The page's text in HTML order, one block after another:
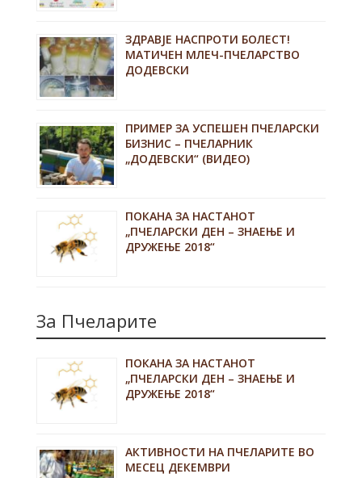
ЗДРАВЈЕ НАСПРОТИ БОЛЕСТ!
МАТИЧЕН МЛЕЧ-ПЧЕЛАРСТВО
ДОДЕВСКИ
ПРИМЕР ЗА УСПЕШЕН ПЧЕЛАРСКИ
БИЗНИС – ПЧЕЛАРНИК
„ДОДЕВСКИ“ (ВИДЕО)
ПОКАНА ЗА НАСТАНОТ
„ПЧЕЛАРСКИ ДЕН – ЗНАЕЊЕ И
ДРУЖЕЊЕ 2018“
За Пчеларите
ПОКАНА ЗА НАСТАНОТ
„ПЧЕЛАРСКИ ДЕН – ЗНАЕЊЕ И
ДРУЖЕЊЕ 2018“
АКТИВНОСТИ НА ПЧЕЛАРИТЕ ВО
МЕСЕЦ ДЕКЕМВРИ